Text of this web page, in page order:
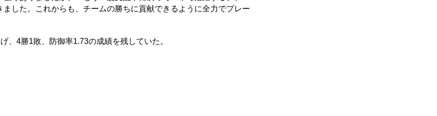
した。これからも、チームの勝ちに貢献できるように全力でプレー
4勝1敗、防御率1.73の成績を残していた。